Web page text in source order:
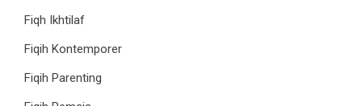
Fiqh Ikhtilaf
Fiqih Kontemporer
Fiqih Parenting